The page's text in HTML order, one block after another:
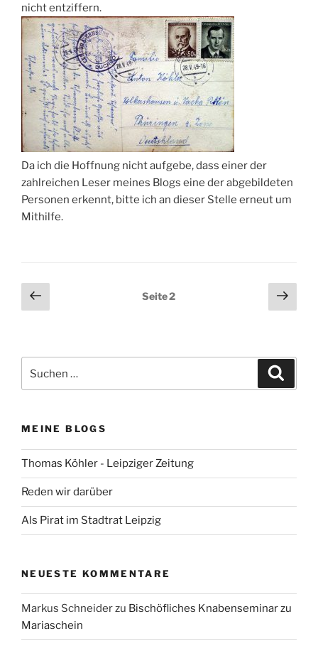
nicht entziffern.
Da ich die Hoffnung nicht aufgebe, dass einer der
zahlreichen Leser meines Blogs eine der abgebildeten
Personen erkennt, bitte ich an dieser Stelle erneut um
Mithilfe.
Seitennummerierung
der
Vorherige
Seite
Seite2
nach:
MEINE BLOGS
Thomas Köhler - Leipziger Zeitung
Reden wir darüber
Als Pirat im Stadtrat Leipzig
NEUESTE KOMMENTARE
Markus Schneiderzu Bischöfliches Knabenseminar zu
Mariaschein